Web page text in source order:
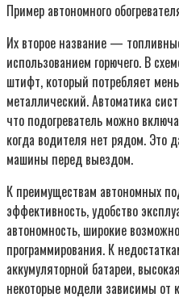
Пример автономного
Их второе название —
использованием горючего. В
штифт, который потребляет
металлический. Автоматика
что подогреватель можно
когда водителя нет рядом. Это
машины перед выездом.
К преимуществам автономных
эффективность, удобство
автономность, широкие
программирования. К
аккумуляторной батареи,
некоторые модели зависимы от